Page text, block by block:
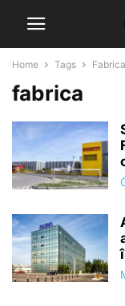
Home Tags Fabrica
fabrica